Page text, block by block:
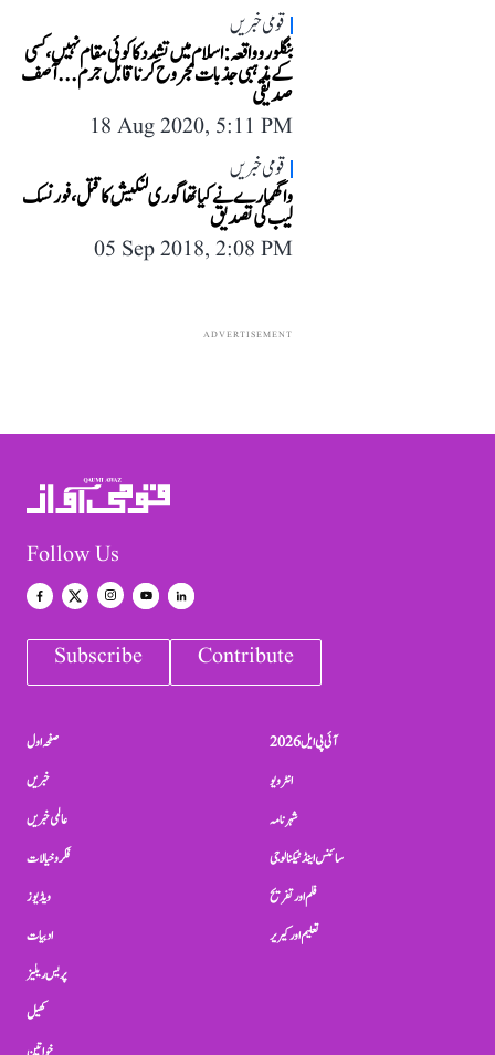
قومی خبریں
بنگلورو واقعہ: اسلام میں تشدد کا کوئی مقام نہیں، کسی
کے مذہبی جذبات مجروح کرنا قابل جرم... آصف
صدیقی
18 Aug 2020, 5:11 PM
قومی خبریں
واگھمارے نے کیا تھا گوری لنکیش کا قتل، فورنسک
لیب کی تصدیق
05 Sep 2018, 2:08 PM
ADVERTISEMENT
Follow Us
Subscribe Contribute
صفحہ اول
خبریں
عالمی خبریں
فکر و خیالات
ویڈیوز
ادبیات
پریس ریلیز
کھیل
آئی پی ایل 2026
انٹرویو
شہرنامہ
سائنس اینڈ ٹیکنالوجی
فلم اور تفریح
تعلیم اور کیریر